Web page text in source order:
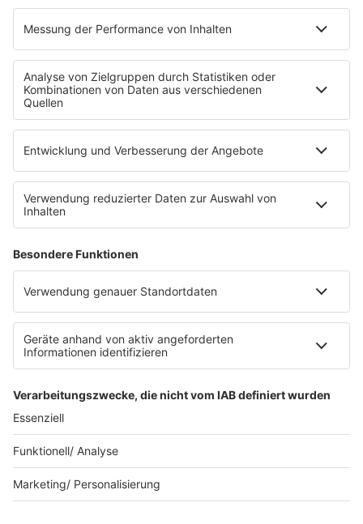
Phonostar
REGENBOGEN 2
WERBUNG
Leistungen und Produkte
Mediadaten und Preisliste
Ansprechpartner
RECHTLICHES
Impressum
Datenschutzeinstellungen
Datenverarbeitung bei Gewinnspielen
Teilnahmebedingungen
Gewinnspielregeln Social Media
KI-Leitlinie
KI-Leitlinie
© ROCK FM - Eine Marke der Audiotainment Südwest GmbH &
Co. KG